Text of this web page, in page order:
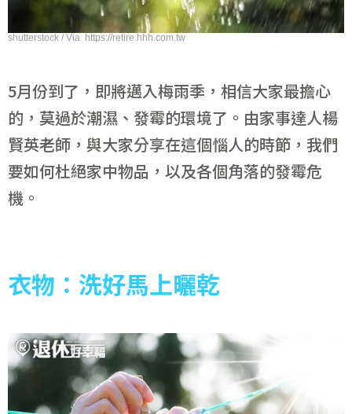
shutterstock / Via https://retire.hhh.com.tw
5月份到了，即將邁入梅雨季，相信大家最擔心
的，莫過於潮濕、發霉的環境了。由家事達人楊
賢英老師，與大家分享在這個惱人的時節，我們
要如何杜絕家中物品，以及各個角落的發霉危
機。
衣物 ： 洗好馬上曬乾